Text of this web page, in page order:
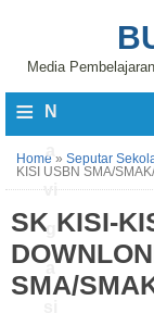
Media
≡ N
vi
g
a
Home » Seputar
KISI USBN SMA/
SK KISI-
SMA/